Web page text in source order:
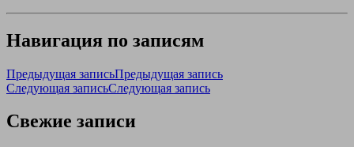
Навигация по записям
Предыдущая записьПредыдущая запись
Следующая записьСледующая запись
Свежие записи